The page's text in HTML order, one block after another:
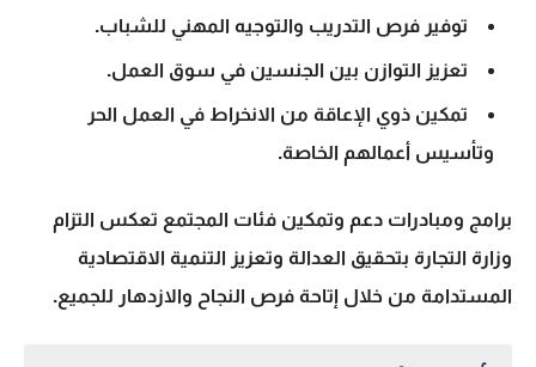
توفير فرص التدريب والتوجيه المهني للشباب.
تعزيز التوازن بين الجنسين في سوق العمل.
تمكين ذوي الإعاقة من الانخراط في العمل الحر
وتأسيس أعمالهم الخاصة.
برامج ومبادرات دعم وتمكين فئات المجتمع تعكس التزام
وزارة التجارة بتحقيق العدالة وتعزيز التنمية الاقتصادية
المستدامة من خلال إتاحة فرص النجاح والازدهار للجميع.